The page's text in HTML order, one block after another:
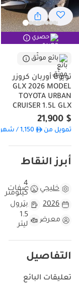
حصري
بائع موثّق
تويوتا أوربان كروزر
GLX 2026 MODEL
TOYOTA URBAN
CRUISER 1.5L GLX
$ 21,900
تمويل من 1,150 / شهر
أبرز النقاط
خليجي مواصفات
4
كيلومتر
2026
بترول
معرض
1.5
ليتر
التفاصيل
تعليقات البائع
2026 بعد استلامها
وخارجياً أكثر أناقةً
مثالياً للتنقلات
الخارجي خياراً
بخصائص ممتازة في عكس
بفضل شعبيته بين
1.5 لتر خصيصاً لتحقيق
الكروس أوفر اقتصاديةً
العربية المتحدة أو دول
الأساسية في الجمع بين
والتقنيات المتوفرة في
السيارات المستعملة.
امتلاكك للسيارة من
المحرك على المدى
استخدامًا مكثفًا قريبًا،